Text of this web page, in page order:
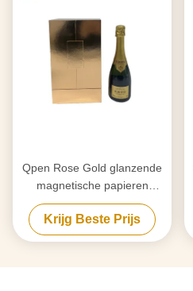
Qpen Rose Gold glanzende
magnetische papieren
verpakking met twee deuren
voor wijn en sterke drank
Krijg Beste Prijs